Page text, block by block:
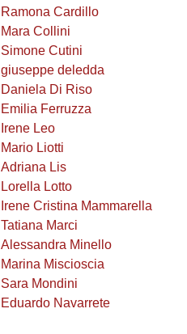
Ramona Cardillo
Mara Collini
Simone Cutini
giuseppe deledda
Daniela Di Riso
Emilia Ferruzza
Irene Leo
Mario Liotti
Adriana Lis
Lorella Lotto
Irene Cristina Mammarella
Tatiana Marci
Alessandra Minello
Marina Miscioscia
Sara Mondini
Eduardo Navarrete